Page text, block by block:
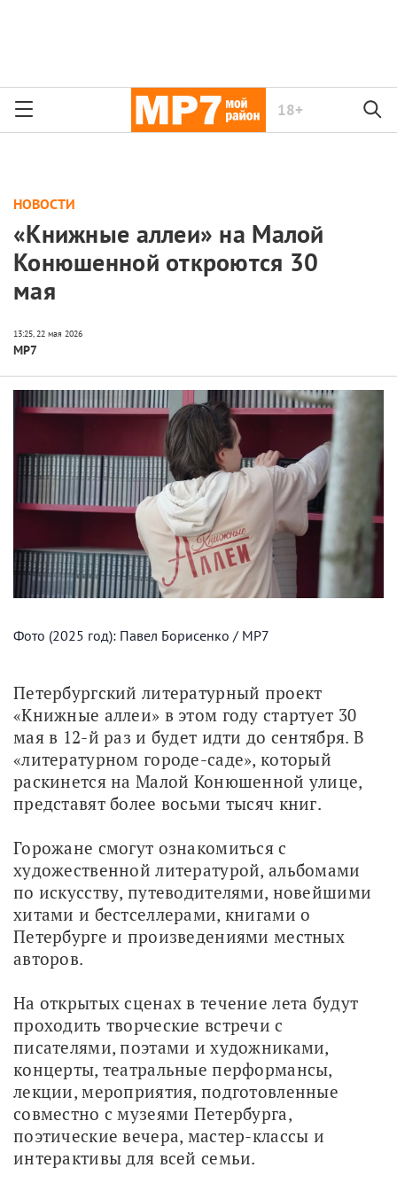
18+
НОВОСТИ
«Книжные аллеи» на Малой
Конюшенной откроются 30
мая
МР7
Фото (2025 год): Павел Борисенко / МР7
Петербургский литературный проект
«Книжные аллеи» в этом году стартует 30
мая в 12-й раз и будет идти до сентября. В
«литературном городе-саде», который
раскинется на Малой Конюшенной улице,
представят более восьми тысяч книг.
Горожане смогут ознакомиться с
художественной литературой, альбомами
по искусству, путеводителями, новейшими
хитами и бестселлерами, книгами о
Петербурге и произведениями местных
авторов.
На открытых сценах в течение лета будут
проходить творческие встречи с
писателями, поэтами и художниками,
концерты, театральные перформансы,
лекции, мероприятия, подготовленные
совместно с музеями Петербурга,
поэтические вечера, мастер-классы и
интерактивы для всей семьи.